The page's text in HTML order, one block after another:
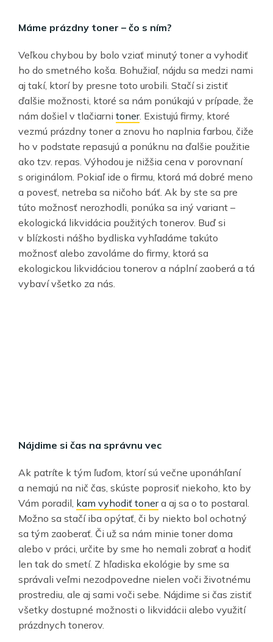
Máme prázdny toner – čo s ním?
Veľkou chybou by bolo vziať minutý toner a vyhodiť
ho do smetného koša. Bohužiaľ, nájdu sa medzi nami
aj takí, ktorí by presne toto urobili. Stačí si zistiť
ďalšie možnosti, ktoré sa nám ponúkajú v prípade, že
nám došiel v tlačiarni toner. Existujú firmy, ktoré
vezmú prázdny toner a znovu ho naplnia farbou, čiže
ho v podstate repasujú a ponúknu na ďalšie použitie
ako tzv. repas. Výhodou je nižšia cena v porovnaní
s originálom. Pokiaľ ide o firmu, ktorá má dobré meno
a povesť, netreba sa ničoho báť. Ak by ste sa pre
túto možnosť nerozhodli, ponúka sa iný variant –
ekologická likvidácia použitých tonerov. Buď si
v blízkosti nášho bydliska vyhľadáme takúto
možnosť alebo zavoláme do firmy, ktorá sa
ekologickou likvidáciou tonerov a náplní zaoberá a tá
vybaví všetko za nás.
Nájdime si čas na správnu vec
Ak patríte k tým ľuďom, ktorí sú večne uponáhľaní
a nemajú na nič čas, skúste poprosiť niekoho, kto by
Vám poradil, kam vyhodiť tonera aj sa o to postaral.
Možno sa stačí iba opýtať, či by niekto bol ochotný
sa tým zaoberať. Či už sa nám minie toner doma
alebo v práci, určite by sme ho nemali zobrať a hodiť
len tak do smetí. Z hľadiska ekológie by sme sa
správali veľmi nezodpovedne nielen voči životnému
prostrediu, ale aj sami voči sebe. Nájdime si čas zistiť
všetky dostupné možnosti o likvidácii alebo využití
prázdnych tonerov.